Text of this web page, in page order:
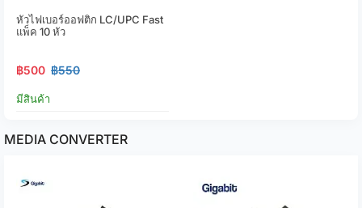
หัวไฟเบอร์ออฟติก LC/UPC Fast
แพ็ค 10 หัว
฿500 ฿550
มีสินค้า
MEDIA CONVERTER